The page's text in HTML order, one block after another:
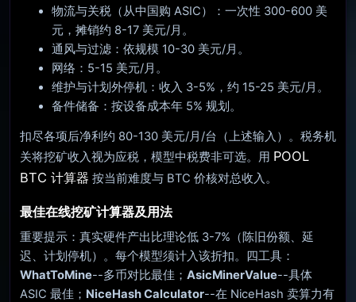
物流与关税（从中国购 ASIC）：一次性 300-600 美
元，摊销约 8-17 美元/月。
通风与过滤：依规模 10-30 美元/月。
网络：5-15 美元/月。
维护与计划外停机：收入 3-5%，约 15-25 美元/月。
备件储备：按设备成本年 5% 规划。
扣尽各项后净利约 80-130 美元/月/台（上述输入）。税务机
关将挖矿收入视为应税，模型中税费非可选。用 POOL
BTC 计算器 按当前难度与 BTC 价核对总收入。
最佳在线挖矿计算器及用法
重要提示：真实硬件产出比理论低 3-7%（陈旧份额、延
迟、计划停机）。每个模型须计入该折扣。四工具：
WhatToMine--多币对比最佳； AsicMinerValue--具体
ASIC 最佳； NiceHash Calculator--在 NiceHash 卖算力有